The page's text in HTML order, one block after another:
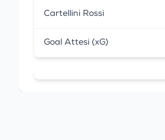
Cartellini Rossi
Goal Attesi (xG)